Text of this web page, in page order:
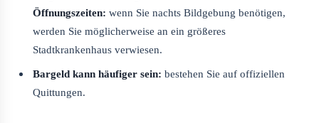
Öffnungszeiten: wenn Sie nachts Bildgebung benötigen,
werden Sie möglicherweise an ein größeres
Stadtkrankenhaus verwiesen.
Bargeld kann häufiger sein: bestehen Sie auf offiziellen
Quittungen.